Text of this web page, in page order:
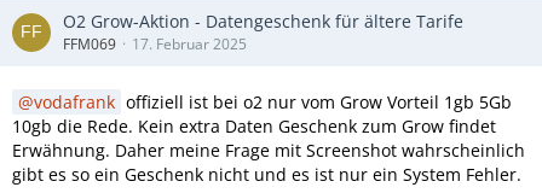
O2 Grow-Aktion - Datengeschenk für ältere Tarife
FFM069 17. Februar 2025
vodafrank offiziell ist bei o2 nur vom Grow Vorteil 1gb 5Gb
10gb die Rede. Kein extra Daten Geschenk zum Grow findet
Erwähnung. Daher meine Frage mit Screenshot wahrscheinlich
gibt es so ein Geschenk nicht und es ist nur ein System Fehler.